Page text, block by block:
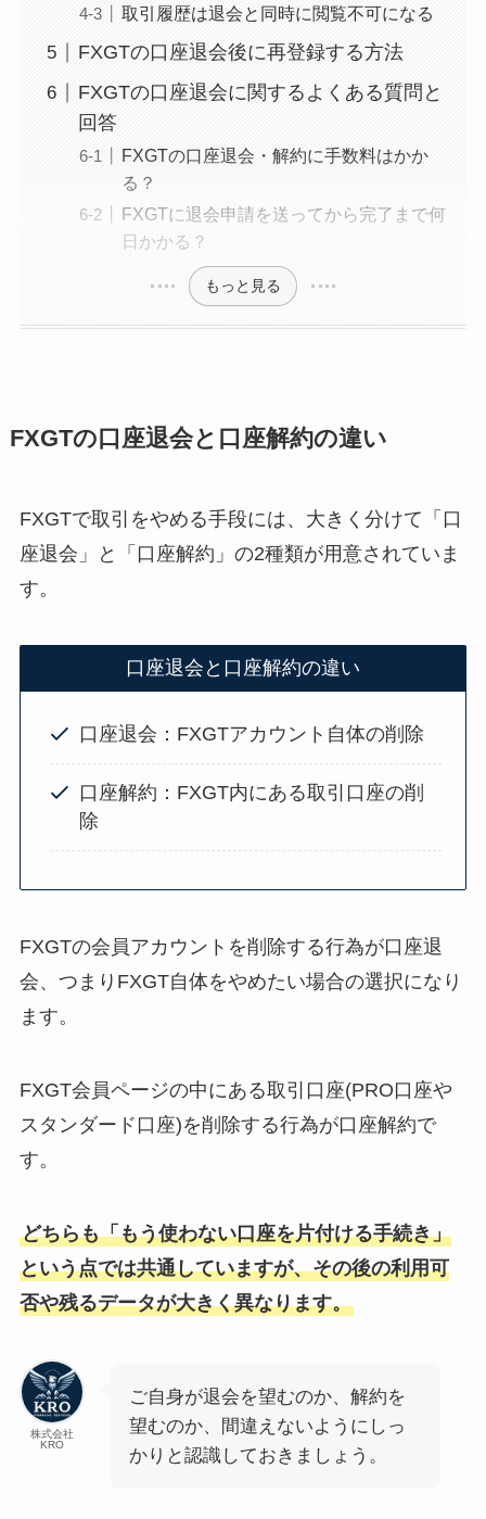
取引履歴は退会と同時に閲覧不可になる
FXGTの口座退会後に再登録する方法
FXGTの口座退会に関するよくある質問と
回答
FXGTの口座退会・解約に手数料はかか
る？
FXGTに退会申請を送ってから完了まで何
日かかる？
もっと見る
FXGTの口座退会と口座解約の違い
FXGTで取引をやめる手段には、大きく分けて「口
座退会」と「口座解約」の2種類が用意されていま
す。
口座退会と口座解約の違い
口座退会：FXGTアカウント自体の削除
口座解約：FXGT内にある取引口座の削
除
FXGTの会員アカウントを削除する行為が口座退
会、つまりFXGT自体をやめたい場合の選択になり
ます。
FXGT会員ページの中にある取引口座(PRO口座や
スタンダード口座)を削除する行為が口座解約で
す。
どちらも「もう使わない口座を片付ける手続き」
という点では共通していますが、その後の利用可
否や残るデータが大きく異なります。
株式会社
KRO
ご自身が退会を望むのか、解約を
望むのか、間違えないようにしっ
かりと認識しておきましょう。